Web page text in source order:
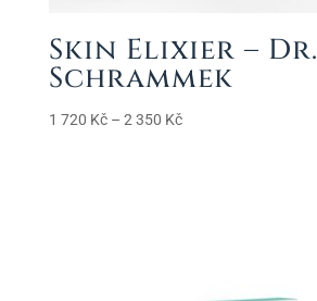
Skin Elixier – Dr.
Schrammek
1 720 Kč – 2 350 KčRozpětí